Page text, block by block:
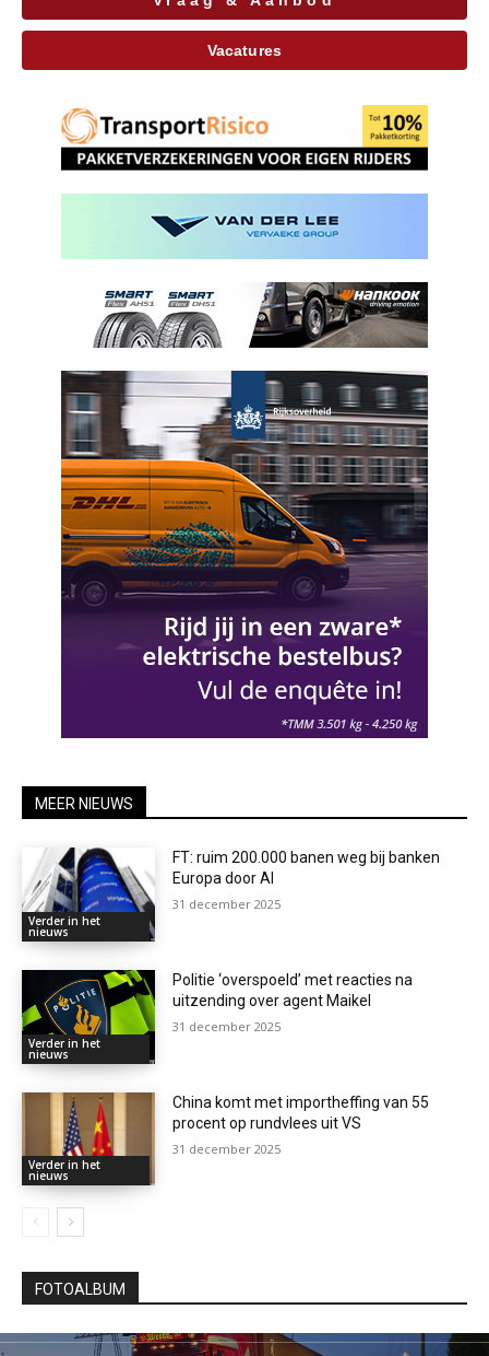
Vacatures
MEER NIEUWS
Verder in het
nieuws
FT: ruim 200.000 banen weg bij banken
Europa door AI
31 december 2025
Verder in het
nieuws
Politie ‘overspoeld’ met reacties na
uitzending over agent Maikel
31 december 2025
Verder in het
nieuws
China komt met importheffing van 55
procent op rundvlees uit VS
31 december 2025
FOTOALBUM